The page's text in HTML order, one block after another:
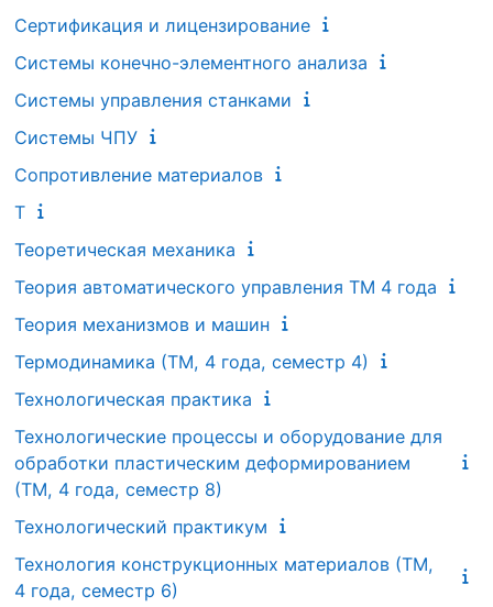
Сертификация и лицензирование
Системы конечно-элементного анализа
Системы управления станками
Системы ЧПУ
Сопротивление материалов
Т
Теоретическая механика
Теория автоматического управления ТМ 4 года
Теория механизмов и машин
Термодинамика (ТМ, 4 года, семестр 4)
Технологическая практика
Технологические процессы и оборудование для
обработки пластическим деформированием
(ТМ, 4 года, семестр 8)
Технологический практикум
Технология конструкционных материалов (ТМ,
4 года, семестр 6)